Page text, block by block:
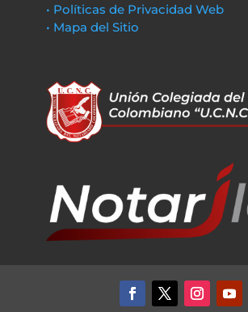
• Políticas de Privacidad Web
• Mapa del Sitio